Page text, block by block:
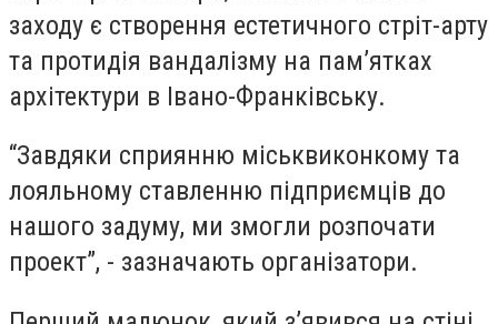
заходу є створення естетичного стріт-арту
та протидія вандалізму на пам’ятках
архітектури в Івано-Франківську.
“Завдяки сприянню міськвиконкому та
лояльному ставленню підприємців до
нашого задуму, ми змогли розпочати
проект”, - зазначають організатори.